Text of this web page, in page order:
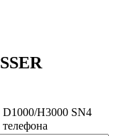
D1000/H3000 SN4